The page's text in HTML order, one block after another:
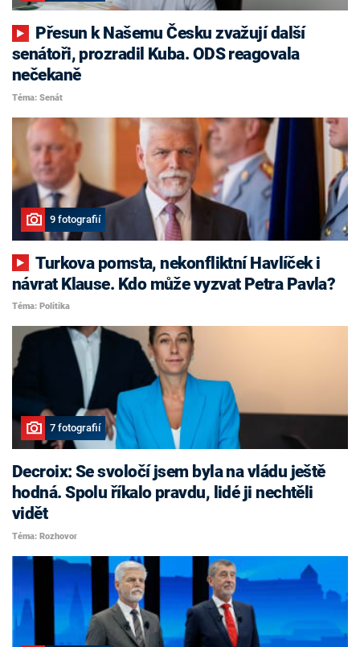
senátoři, prozradil Kuba. ODS reagovala
nečekaně
Téma: Senát
9 fotografií
Turkova pomsta, nekonfliktní Havlíček i
návrat Klause. Kdo může vyzvat Petra Pavla?
Téma: Politika
7 fotografií
Decroix: Se svoločí jsem byla na vládu ještě
hodná. Spolu říkalo pravdu, lidé ji nechtěli
vidět
Téma: Rozhovor